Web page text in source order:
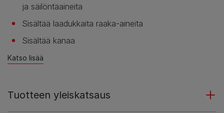
ja säilöntäaineita
Sisältää laadukkaita raaka-aineita
Sisältää kanaa
Katso lisää
Tuotteen yleiskatsaus